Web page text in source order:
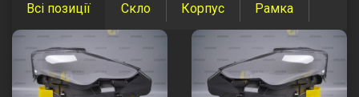
Всі позиції Скло Корпус Рамка